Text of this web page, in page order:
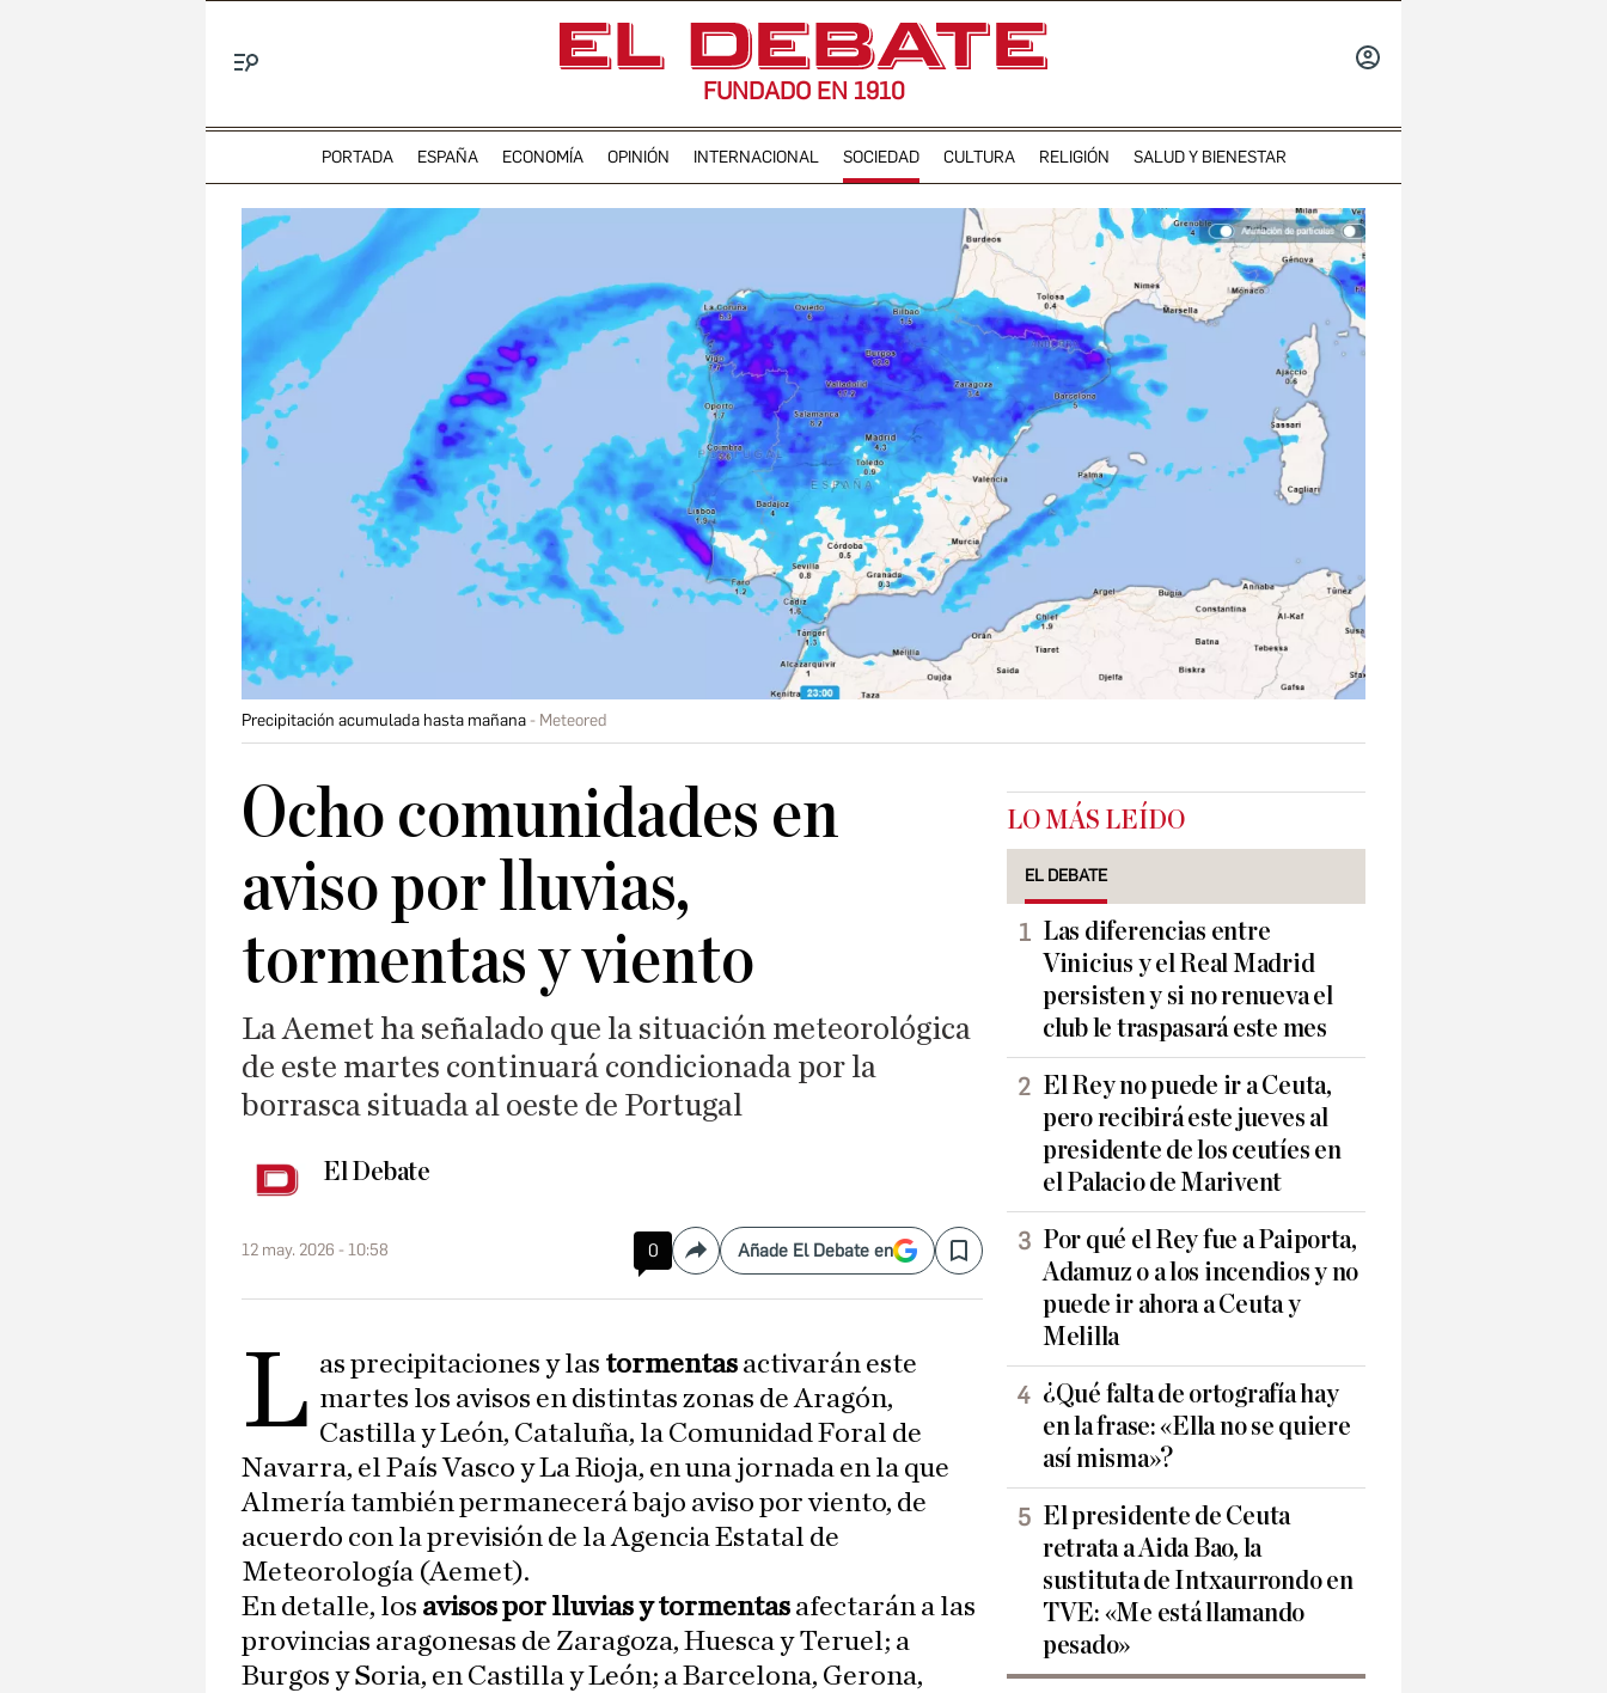
FUNDADO EN 1910
PORTADA ESPAÑA ECONOMÍA OPINIÓN INTERNACIONAL SOCIEDAD CULTURA RELIGIÓN SALUD Y BIENESTAR
Precipitación acumulada hasta mañana Meteored
Ocho comunidades en
aviso por lluvias,
tormentas y viento
La Aemet ha señalado que la situación meteorológica
de este martes continuará condicionada por la
borrasca situada al oeste de Portugal
El Debate
12 may. 2026 - 10:58 0 CompartirAñade El Debate en Save
L as precipitaciones y las tormentas activarán este
martes los avisos en distintas zonas de Aragón,
Castilla y León, Cataluña, la Comunidad Foral de
Navarra, el País Vasco y La Rioja, en una jornada en la que
Almería también permanecerá bajo aviso por viento, de
acuerdo con la previsión de la Agencia Estatal de
Meteorología (Aemet).
En detalle, los avisos por lluvias y tormentas afectarán a las
provincias aragonesas de Zaragoza, Huesca y Teruel; a
Burgos y Soria, en Castilla y León; a Barcelona, Gerona,
LO MÁS LEÍDO
EL DEBATE
Las diferencias entre
Vinicius y el Real Madrid
persisten y si no renueva el
club le traspasará este mes
El Rey no puede ir a Ceuta,
pero recibirá este jueves al
presidente de los ceutíes en
el Palacio de Marivent
Por qué el Rey fue a Paiporta,
Adamuz o a los incendios y no
puede ir ahora a Ceuta y
Melilla
¿Qué falta de ortografía hay
en la frase: «Ella no se quiere
así misma»?
El presidente de Ceuta
retrata a Aida Bao, la
sustituta de Intxaurrondo en
TVE: «Me está llamando
pesado»